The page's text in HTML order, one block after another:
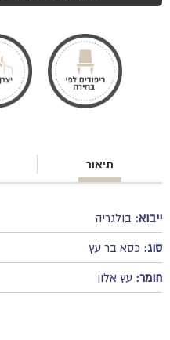
תיאור
ייבוא: בולגריה
סוג: כסא בר עץ
חומר: עץ אלון